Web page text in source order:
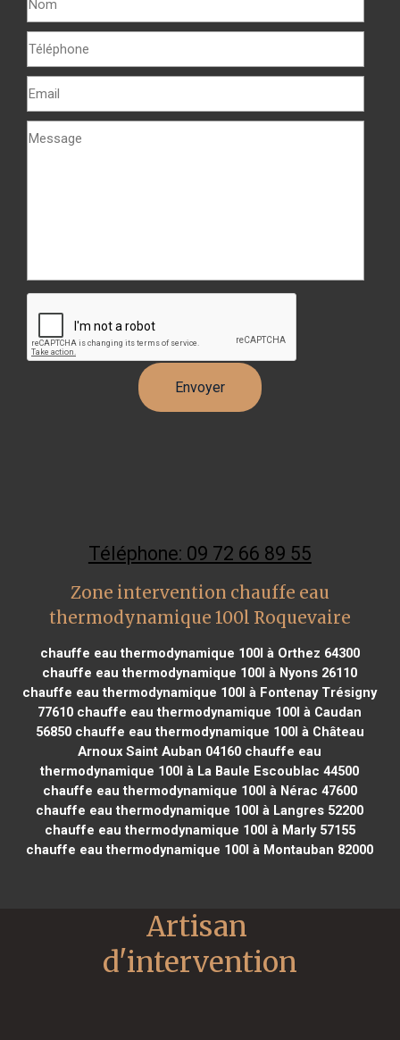
Téléphone: 09 72 66 89 55
Zone intervention chauffe eau
thermodynamique 100l Roquevaire
chauffe eau thermodynamique 100l à Orthez 64300
chauffe eau thermodynamique 100l à Nyons 26110
chauffe eau thermodynamique 100l à Fontenay Trésigny
77610 chauffe eau thermodynamique 100l à Caudan
56850chauffe eau thermodynamique 100l à Château
Arnoux Saint Auban 04160 chauffe eau
thermodynamique 100l à La Baule Escoublac 44500
chauffe eau thermodynamique 100l à Nérac 47600
chauffe eau thermodynamique 100l à Langres 52200
chauffe eau thermodynamique 100l à Marly 57155
chauffe eau thermodynamique 100l à Montauban 82000
Artisan
d'intervention